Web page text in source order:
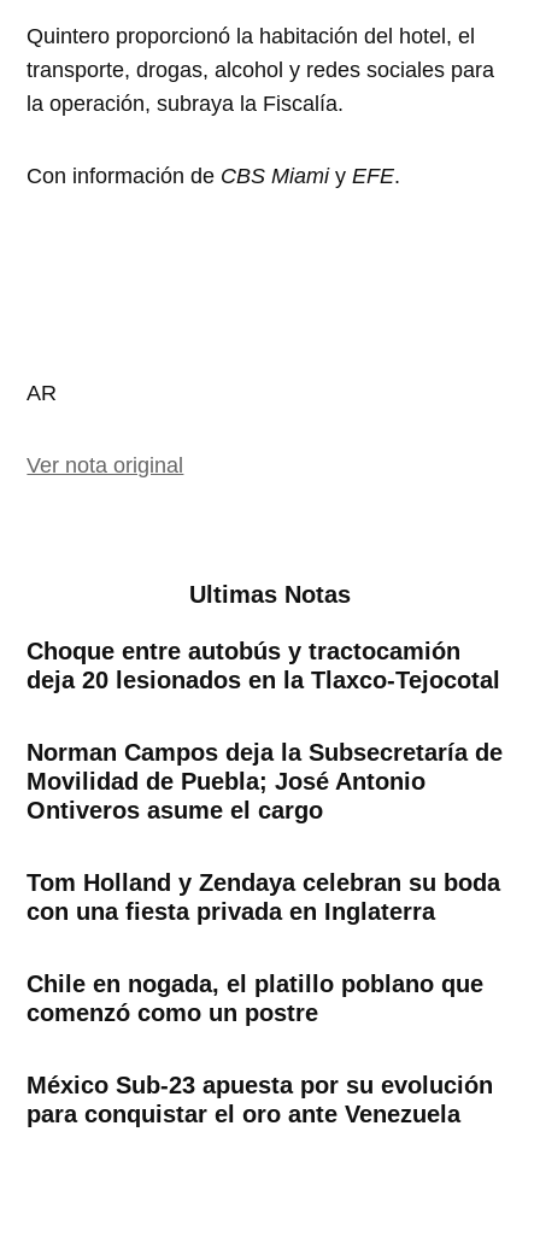
Quintero proporcionó la habitación del hotel, el
transporte, drogas, alcohol y redes sociales para
la operación, subraya la Fiscalía.
Con información de CBS MiamiyEFE.
AR
Ver nota original
Ultimas Notas
Choque entre autobús y tractocamión
deja 20 lesionados en la Tlaxco-Tejocotal
Norman Campos deja la Subsecretaría de
Movilidad de Puebla; José Antonio
Ontiveros asume el cargo
Tom Holland y Zendaya celebran su boda
con una fiesta privada en Inglaterra
Chile en nogada, el platillo poblano que
comenzó como un postre
México Sub-23 apuesta por su evolución
para conquistar el oro ante Venezuela